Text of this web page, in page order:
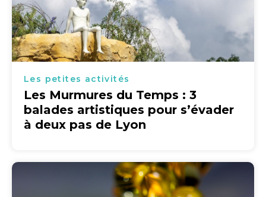
Les petites activités
Les Murmures du Temps : 3
balades artistiques pour s’évader
à deux pas de Lyon